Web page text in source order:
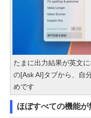
たまに出力結果が英文
の[Ask AI]タブから、自
めです
ほぼすべての機能